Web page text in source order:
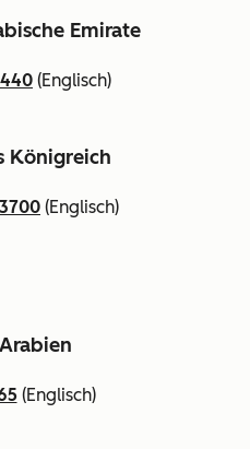
Emirate
(Englisch)
Königreich
(Englisch)
(Englisch)